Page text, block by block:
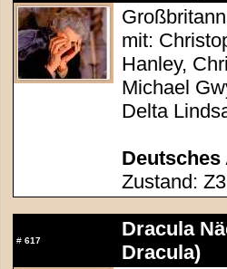
mit:
Hanley,
Michael
Delta
Deutsches
Zustand: Z3
# 617
Dracula
Dracula)